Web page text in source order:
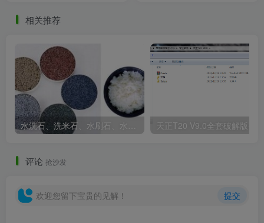
户外防腐竹木、防腐木平台施工图画法介绍-3
防腐竹木地板常用做法：常用的防腐竹木的规格为
1500x140x18，实际情况要根据厂家提供材料尺寸为准。
相关推荐
评论 抢沙发
欢迎您留下宝贵的见解！ 提交